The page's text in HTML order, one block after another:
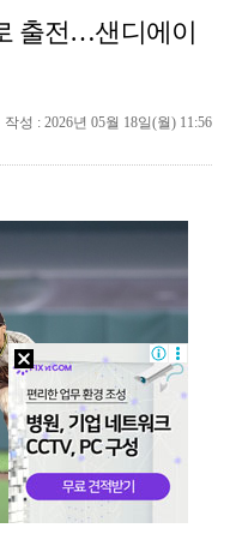
입지 좁아진 김하성, 빅리그 복귀에도 2경기 연속 결장…
트 안무로 매력발산
'유퀴즈' 시청률 4%대 회복…2049 동시간대 1위 …
합니다'
미모
피언의 에이밍
출전…샌디에이
작성 : 2026년 05월 18일(월) 11:56